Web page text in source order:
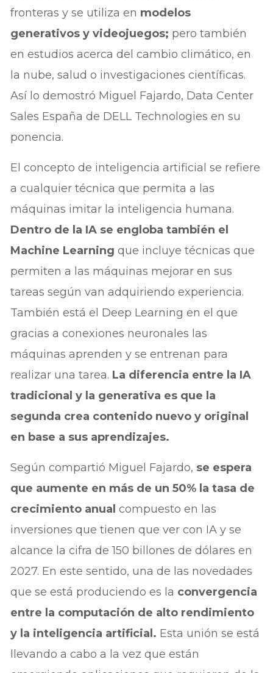
fronteras y se utiliza en modelos
generativos y videojuegos; pero también
en estudios acerca del cambio climático, en
la nube, salud o investigaciones científicas.
Así lo demostró Miguel Fajardo, Data Center
Sales España de DELL Technologies en su
ponencia.
El concepto de inteligencia artificial se refiere
a cualquier técnica que permita a las
máquinas imitar la inteligencia humana.
Dentro de la IA se engloba también el
Machine Learningque incluye técnicas que
permiten a las máquinas mejorar en sus
tareas según van adquiriendo experiencia.
También está el Deep Learning en el que
gracias a conexiones neuronales las
máquinas aprenden y se entrenan para
realizar una tarea. La diferencia entre la IA
tradicional y la generativa es que la
segunda crea contenido nuevo y original
en base a sus aprendizajes.
Según compartió Miguel Fajardo, se espera
que aumente en más de un 50% la tasa de
crecimiento anual compuesto en las
inversiones que tienen que ver con IA y se
alcance la cifra de 150 billones de dólares en
2027. En este sentido, una de las novedades
que se está produciendo es la convergencia
entre la computación de alto rendimiento
y la inteligencia artificial. Esta unión se está
llevando a cabo a la vez que están